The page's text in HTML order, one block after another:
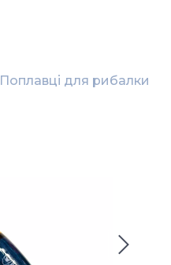
Поплавці для рибалки